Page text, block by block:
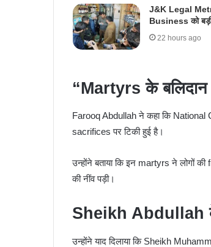
J&K Legal
Business को
22 hours ago
“Martyrs के बलिदान
Farooq Abdullah ने कहा कि
sacrifices पर टिकी हुई है।
उन्होंने बताया कि इन martyrs ने लोगों
की नींव पड़ी।
Sheikh Abdullah
उन्होंने याद दिलाया कि Sheikh